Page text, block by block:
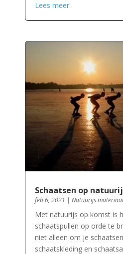
Lees meer
Schaatsen op
feb 6, 2021 | Natuurijs materiaal
Met natuurijs op komst is
schaatspullen op orde te
niet alleen om je
schaatskleding en